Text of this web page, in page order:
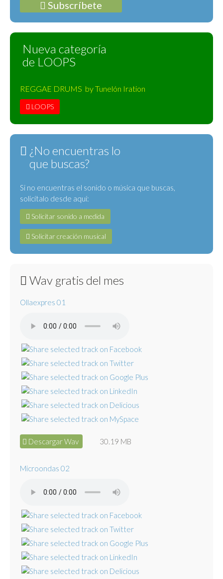
Subscríbete
Nueva categoría
de LOOPS
REGGAE DRUMS by Tunelón Iration
LOOPS
¿No encuentras lo
que buscas?
Si no encuentras el sonido o música que buscas,
solicítalo desde aquí:
Solicitar sonido a medida
Solicitar creación musical
Wav gratis del mes
Ollaexpres 01
Descargar Wav 30.19 MB
Microondas 02